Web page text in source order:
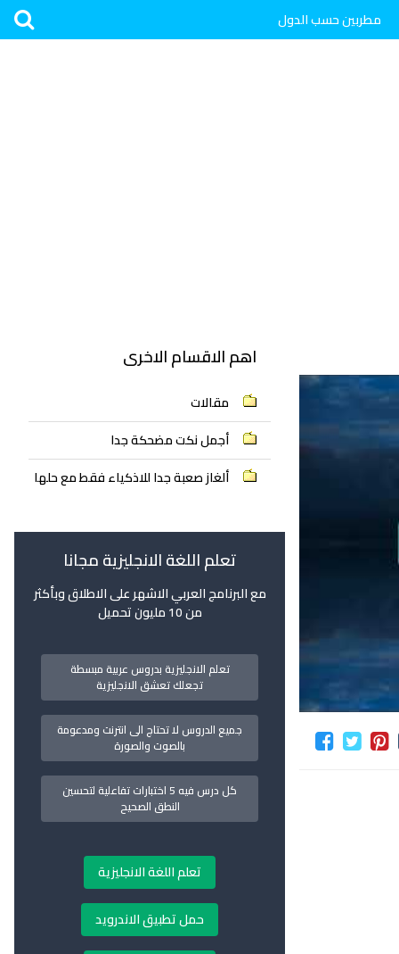
مطربين حسب الدول
اهم الاقسام الاخرى
مقالات
أجمل نكت مضحكة جدا
ألغاز صعبة جدا للاذكياء فقط مع حلها
تعلم اللغة الانجليزية مجانا
مع البرنامج العربي الاشهر على الاطلاق وبأكثر
من 10 مليون تحميل
تعلم الانجليزية بدروس عربية مبسطة
تجعلك تعشق الانجليزية
جميع الدروس لا تحتاج الى انترنت ومدعومة
بالصوت والصورة
كل درس فيه 5 اختبارات تفاعلية لتحسين
النطق الصحيح
تعلم اللغة الانجليزية
حمل تطبيق الاندرويد